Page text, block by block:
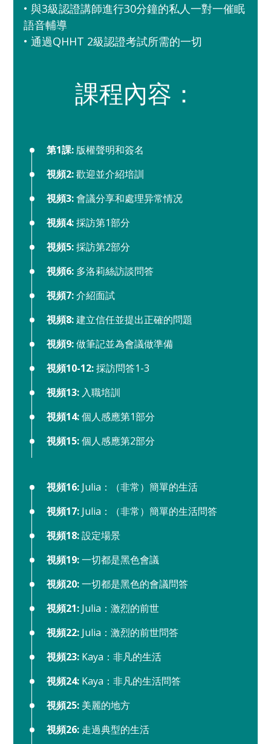
• 與3級認證講師進行30分鐘的私人一對一催眠
語音輔導
• 通過QHHT 2級認證考試所需的一切
課程內容：
第1課: 版權聲明和簽名
視頻2:歡迎並介紹培訓
視頻3:會議分享和處理异常情况
視頻4:採訪第1部分
視頻5:採訪第2部分
視頻6: 多洛莉絲訪談問答
視頻7:介紹面試
視頻8:建立信任並提出正確的問題
視頻9:做筆記並為會議做準備
視頻10-12:採訪問答1-3
視頻13: 入職培訓
視頻14:個人感應第1部分
視頻15:個人感應第2部分
視頻16: Julia：（非常）簡單的生活
視頻17: Julia：（非常）簡單的生活問答
視頻18:設定場景
視頻19:一切都是黑色會議
視頻20:一切都是黑色的會議問答
視頻21: Julia：激烈的前世
視頻22: Julia：激烈的前世問答
視頻23: Kaya：非凡的生活
視頻24: Kaya：非凡的生活問答
視頻25: 美麗的地方
視頻26: 走過典型的生活